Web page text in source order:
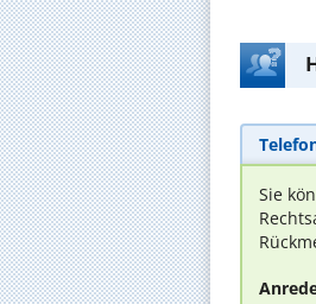
Sie